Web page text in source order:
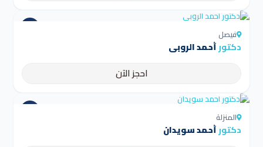
فيصل
دكتورأحمد الروبى
احجز الآن
المنزلة
دكتورأحمد سويدان